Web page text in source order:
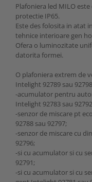
Plafoniera led MILO
protectie IP65.
Este des folosita in atat
tehnice interioare gen
Ofera o luminozitate
datorita formei.
O plafoniera extrem de
Intelight 92789 sau
-acumulator pentru
Intelight 92783 sau
-senzor de miscare pt
92788 sau 92797;
-senzor de miscare cu
92796;
-si cu acumulator si cu
92791;
-si cu acumulator si cu